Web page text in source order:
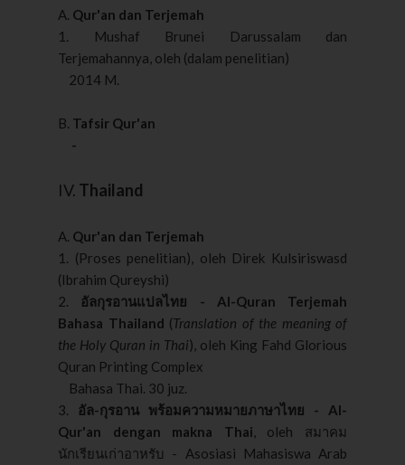
A. Qur'an dan Terjemah
1. Mushaf Brunei Darussalam dan
Terjemahannya, oleh (dalam penelitian)
2014 M.
B. Tafsir Qur'an
-
IV. Thailand
A. Qur'an dan Terjemah
1. (Proses penelitian), oleh Direk Kulsiriswasd
(Ibrahim Qureyshi)
2. อัลกุรอานแปลไทย - Al-Quran Terjemah
Bahasa Thailand (Translation of the meaning of
the Holy Quran in Thai), oleh King Fahd Glorious
Quran Printing Complex
Bahasa Thai. 30 juz.
3. อัล-กุรอาน พร้อมความหมายภาษาไทย - Al-
Qur'an dengan makna Thai , oleh สมาคม
นักเรียนเก่าอาหรับ - Asosiasi Mahasiswa Arab